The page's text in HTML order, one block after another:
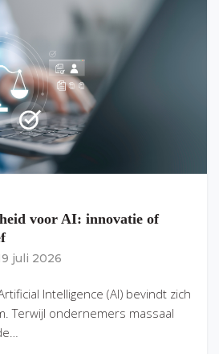
voor AI: innovatie of
juli 2026
Intelligence (AI) bevindt zich
Terwijl ondernemers massaal